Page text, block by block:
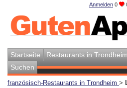
Anmelden 0
Startseite Restaurants in Trondheim
Suchen
französisch-Restaurants in Trondheim >